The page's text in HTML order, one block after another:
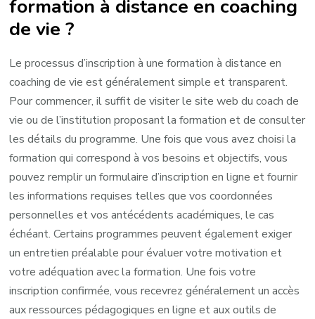
formation à distance en coaching
de vie ?
Le processus d’inscription à une formation à distance en
coaching de vie est généralement simple et transparent.
Pour commencer, il suffit de visiter le site web du coach de
vie ou de l’institution proposant la formation et de consulter
les détails du programme. Une fois que vous avez choisi la
formation qui correspond à vos besoins et objectifs, vous
pouvez remplir un formulaire d’inscription en ligne et fournir
les informations requises telles que vos coordonnées
personnelles et vos antécédents académiques, le cas
échéant. Certains programmes peuvent également exiger
un entretien préalable pour évaluer votre motivation et
votre adéquation avec la formation. Une fois votre
inscription confirmée, vous recevrez généralement un accès
aux ressources pédagogiques en ligne et aux outils de